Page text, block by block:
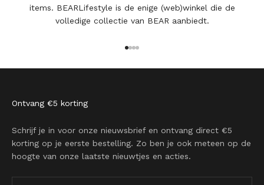
items. BEARLifestyle is de enige (web)winkel die de
volledige collectie van BEAR aanbiedt.
Ontvang €5 korting
Schrijf je in voor onze nieuwsbrief en ontvang direct €5
korting op je eerste bestelling. Zo ben je ook meteen op de
hoogte van onze laatste nieuwtjes en acties.